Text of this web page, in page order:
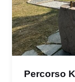
Percorso